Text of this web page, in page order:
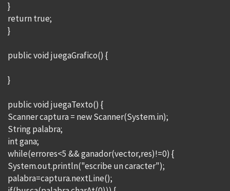
}
return true;
}
public void juegaGrafico() {
}
public void juegaTexto() {
Scanner captura = new Scanner(System.in);
String palabra;
int gana;
while(errores<5 && ganador(vector,res)!=0) {
System.out.println("escribe un caracter");
palabra=captura.nextLine();